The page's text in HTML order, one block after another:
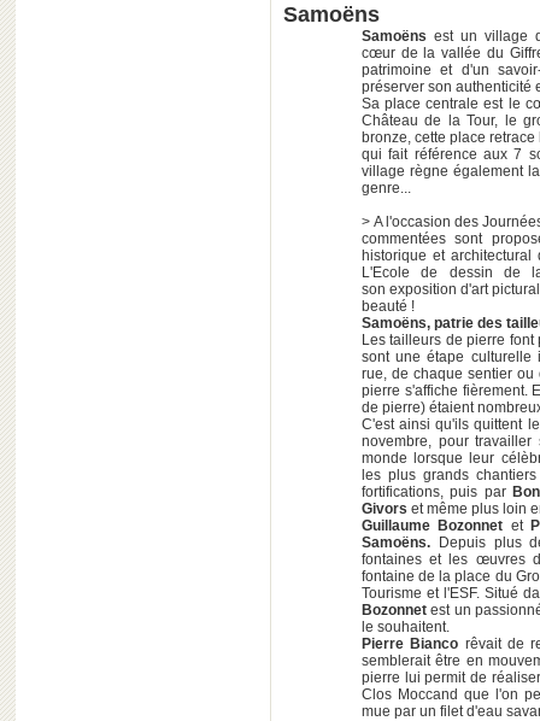
Samoëns
Samoëns est un village
cœur de la vallée du
patrimoine et d'un
préserver son authenticité
Sa place centrale est le
Château de la Tour, le
bronze, cette place
qui fait référence aux 7
village règne également
genre...
> A l'occasion des
commentées sont
historique et
L'Ecole de dessin de
son exposition d'art
beauté !
Samoëns, patrie des
Les tailleurs de pierre
sont une étape culturelle
rue, de chaque sentier
pierre s'affiche fièrement.
de pierre) étaient
C'est ainsi qu'ils quittent
novembre, pour
monde lorsque leur
les plus grands
fortifications, puis par
Givors et même plus loin
Guillaume Bozonnet et
Samoëns.
Depuis plus
fontaines et les œuvres
fontaine de la place du
Tourisme et l'ESF. Situé
Bozonnet est un
le souhaitent.
Pierre Bianco rêvait de
semblerait être en
pierre lui permit de
Clos Moccand que l'on
mue par un filet d'eau